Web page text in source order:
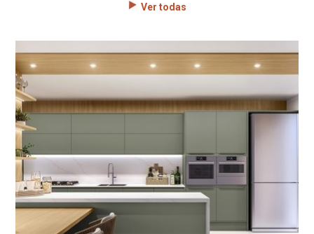
Ver todas